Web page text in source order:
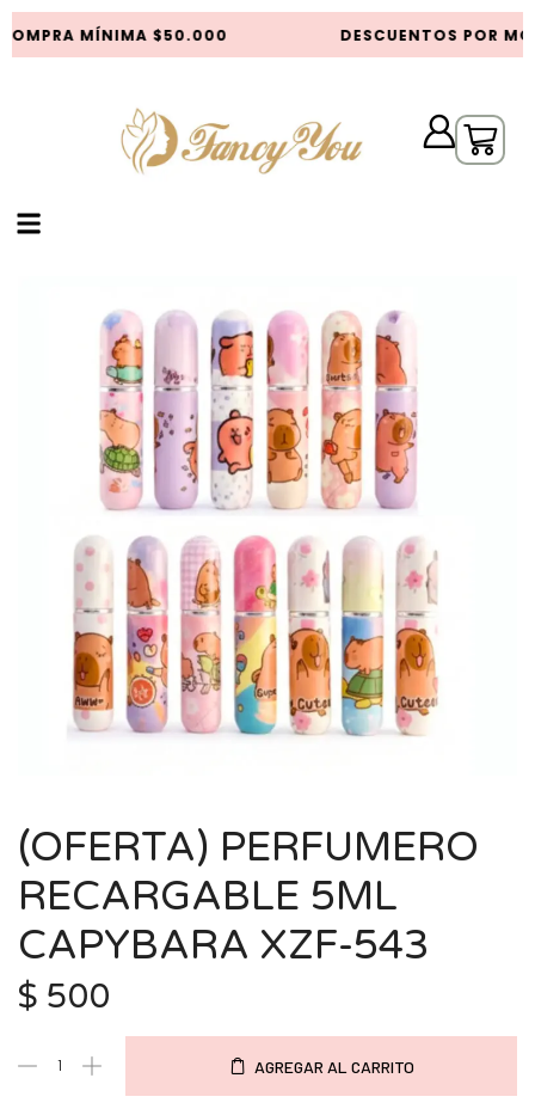
MÍNIMA $50.000 DESCUENTOS POR
(OFERTA) PERFUMERO
RECARGABLE 5ML
CAPYBARA XZF-543
$ 500
AGREGAR AL CARRITO